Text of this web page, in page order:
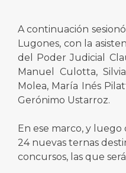
A continuación
Lugones, con la
del Poder Judicial
Manuel Culotta,
Molea, María Inés
Gerónimo Ustarroz.
En ese marco, y
24 nuevas ternas
concursos, las que